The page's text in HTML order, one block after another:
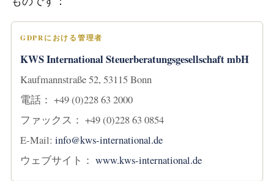
GDPRにおける管理者
KWS International Steuerberatungsgesellschaft mbH
Kaufmannstraße 52, 53115 Bonn
電話： +49 (0)228 63 2000
ファックス： +49 (0)228 63 0854
E-Mail: info@kws-international.de
ウェブサイト： www.kws-international.de